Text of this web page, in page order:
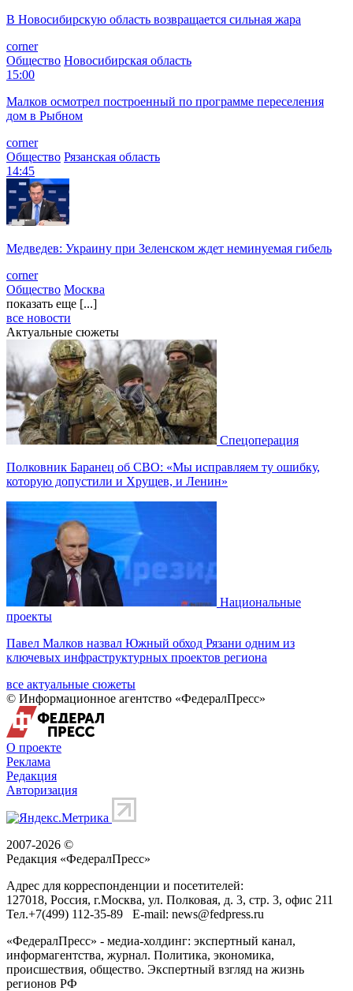
В Новосибирскую область возвращается сильная жара
corner
Общество Новосибирская область
15:00
Малков осмотрел построенный по программе переселения
дом в Рыбном
corner
Общество Рязанская область
14:45
Медведев: Украину при Зеленском ждет неминуемая гибель
corner
Общество Москва
показать еще [...]
все новости
Актуальные сюжеты
Спецоперация
Полковник Баранец об СВО: «Мы исправляем ту ошибку,
которую допустили и Хрущев, и Ленин»
Национальные
проекты
Павел Малков назвал Южный обход Рязани одним из
ключевых инфраструктурных проектов региона
все актуальные сюжеты
© Информационное агентство «ФедералПресс»
О проекте
Реклама
Редакция
Авторизация
2007-2026 ©
Редакция «ФедералПресс»
Адрес для корреспонденции и посетителей:
127018, Россия, г.Москва, ул. Полковая, д. 3, стр. 3, офис 211
Тел.+7(499) 112-35-89 E-mail: news@fedpress.ru
«ФедералПресс» - медиа-холдинг: экспертный канал,
информагентства, журнал. Политика, экономика,
происшествия, общество. Экспертный взгляд на жизнь
регионов РФ